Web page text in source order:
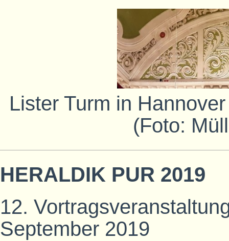
Lister Turm in
(Foto:
HERALDIK PUR 2019
12.
September 2019